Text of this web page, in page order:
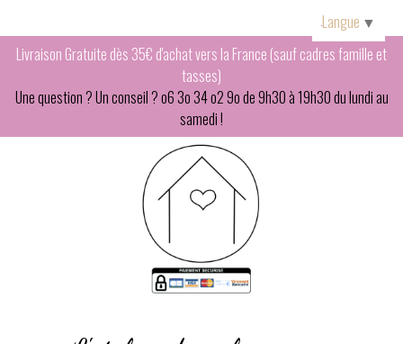
Livraison Gratuite dès 35€ d'achat vers la France (sauf cadres famille et
tasses)
Une question ? Un conseil ? o6 3o 34 o2 9o de 9h30 à 19h30 du lundi au
samedi !
Langue ▼